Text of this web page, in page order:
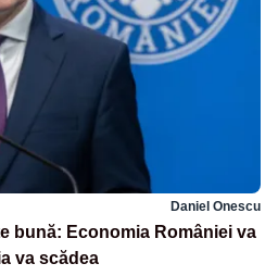
Daniel Onescu
bună: Economia României va
va scădea